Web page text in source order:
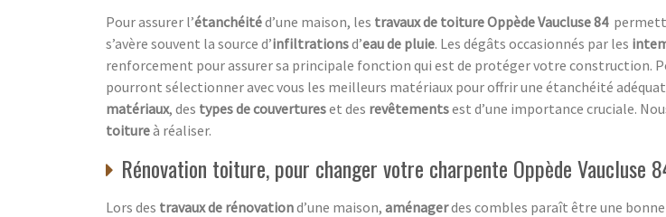
Pour assurer l’étanchéitéd’une maison, les travaux de toitureOppède Vaucluse 84
s’avère souvent la source d’infiltrationsd’eau de pluie. Les dégâts occasionnés par les
renforcement pour assurer sa principale fonction qui est de protéger votre construction.
pourront sélectionner avec vous les meilleurs matériaux pour offrir une étanchéité
matériaux, des types de couvertureset des revêtementsest d’une importance cruciale.
toitureà réaliser.
Rénovation toiture, pour changer votre charpente Oppède Vaucluse
Lors des travaux de rénovationd’une maison, aménagerdes combles paraît être une